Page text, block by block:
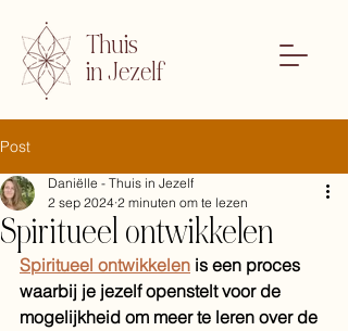
Thuis
in Jezelf
Post
Spiritueel ontwikkelen
Daniëlle - Thuis in Jezelf
2 sep 2024 2 minuten om te lezen
Spiritueel ontwikkelen is een proces
waarbij je jezelf openstelt voor de
mogelijkheid om meer te leren over de